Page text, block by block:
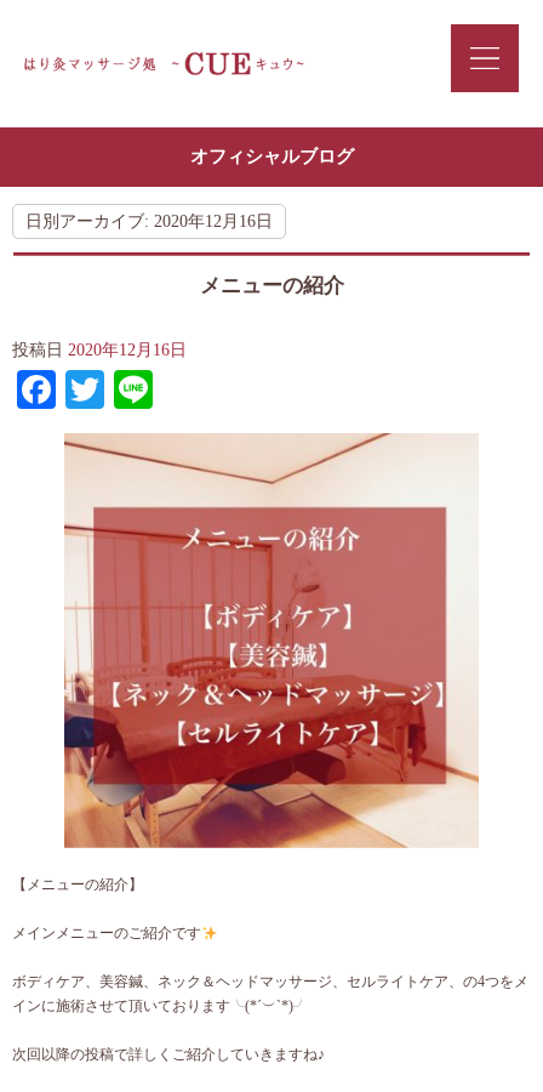
オフィシャルブログ
日別アーカイブ: 2020年12月16日
メニューの紹介
投稿日 2020年12月16日
Facebook
Twitter
【メニューの紹介】
メインメニューのご紹介です
ボディケア、美容鍼、ネック＆ヘッドマッサージ、セルライトケア、の4つをメ
インに施術させて頂いております╰(*´︶`*)╯
次回以降の投稿で詳しくご紹介していきますね♪